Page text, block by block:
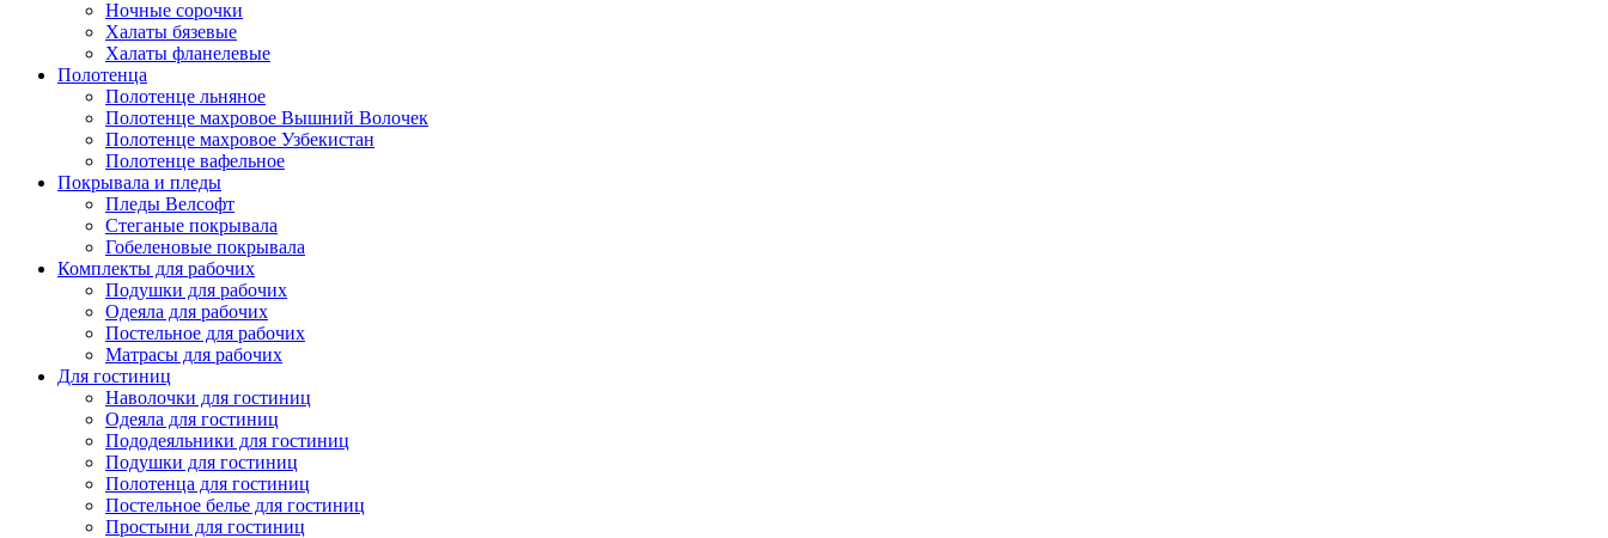
Ночные сорочки
Халаты бязевые
Халаты фланелевые
Полотенца
Полотенце льняное
Полотенце махровое Вышний Волочек
Полотенце махровое Узбекистан
Полотенце вафельное
Покрывала и пледы
Пледы Велсофт
Стеганые покрывала
Гобеленовые покрывала
Комплекты для рабочих
Подушки для рабочих
Одеяла для рабочих
Постельное для рабочих
Матрасы для рабочих
Для гостиниц
Наволочки для гостиниц
Одеяла для гостиниц
Пододеяльники для гостиниц
Подушки для гостиниц
Полотенца для гостиниц
Постельное белье для гостиниц
Простыни для гостиниц